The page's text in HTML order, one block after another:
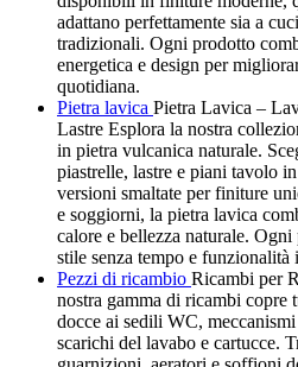
adattano perfettamente sia a
tradizionali. Ogni prodotto
energetica e design per
quotidiana.
Pietra lavica Pietra Lavica –
Lastre Esplora la nostra
in pietra vulcanica naturale.
piastrelle, lastre e piani tavolo
versioni smaltate per finiture
e soggiorni, la pietra lavica
calore e bellezza naturale.
stile senza tempo e
Pezzi di ricambio Ricambi per
nostra gamma di ricambi copre
docce ai sedili WC,
scarichi del lavabo e cartucce.